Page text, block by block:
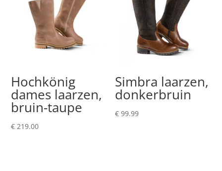
Hochkönig
dames laarzen,
bruin-taupe
€ 219.00
Simbra laarzen,
donkerbruin
€ 99.99